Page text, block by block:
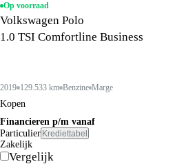
Op voorraad
Volkswagen Polo
1.0 TSI Comfortline Business
2019 129.533 km Benzine Marge
Kopen
Financieren p/m vanaf
Particulier Krediettabel
Zakelijk
Vergelijk